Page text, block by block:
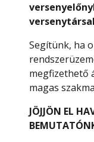
Segítünk, ha
megfizethető
magas
JÖJJÖN EL